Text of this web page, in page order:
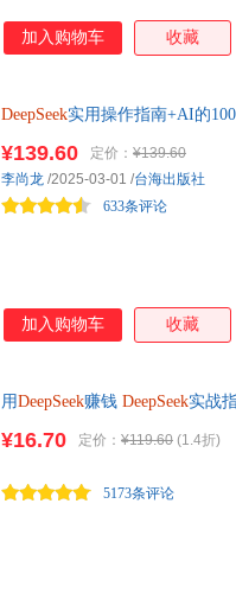
加入购物车 收藏
DeepSeek实用操作指南+AI的
操作指南》带你实战演练，轻
人工智能的底层逻辑与未来趋
¥139.60 定价： ¥139.60
633条评论
李尚龙 /2025-03-01 /台海出版社
加入购物车 收藏
用DeepSeek赚钱 DeepSeek实战
¥16.70 定价： ¥119.60 (1.4折)
5173条评论